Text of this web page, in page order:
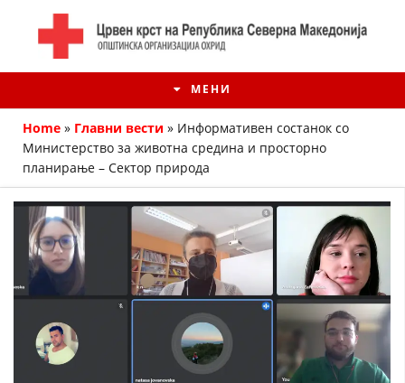
МЕНИ
ИСТОРИЈАТ НА ЦКРМ
ИСТОРИЈАТ НА ДВИЖЕЊЕТО
Home » Главни вести » Информативен состанок со
Министерство за животна средина и просторно
планирање – Сектор природа